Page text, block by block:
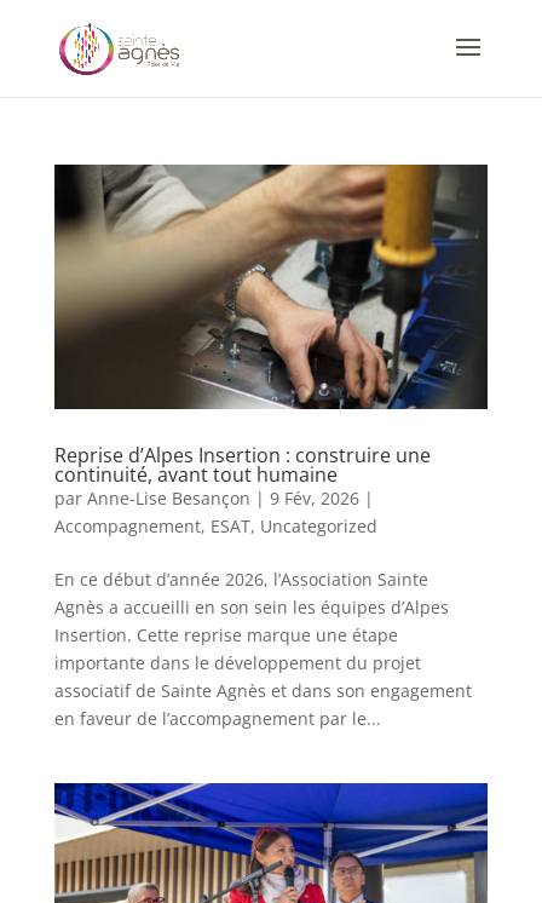
Reprise d’Alpes Insertion : construire une
continuité, avant tout humaine
par Anne-Lise Besançon | 9 Fév, 2026|
Accompagnement, ESAT, Uncategorized
En ce début d’année 2026, l’Association Sainte
Agnès a accueilli en son sein les équipes d’Alpes
Insertion. Cette reprise marque une étape
importante dans le développement du projet
associatif de Sainte Agnès et dans son engagement
en faveur de l’accompagnement par le...